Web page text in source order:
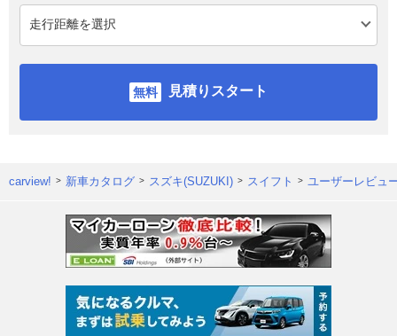
見積りスタート
carview! 新車カタログ スズキ(SUZUKI) スイフト ユーザーレビュ